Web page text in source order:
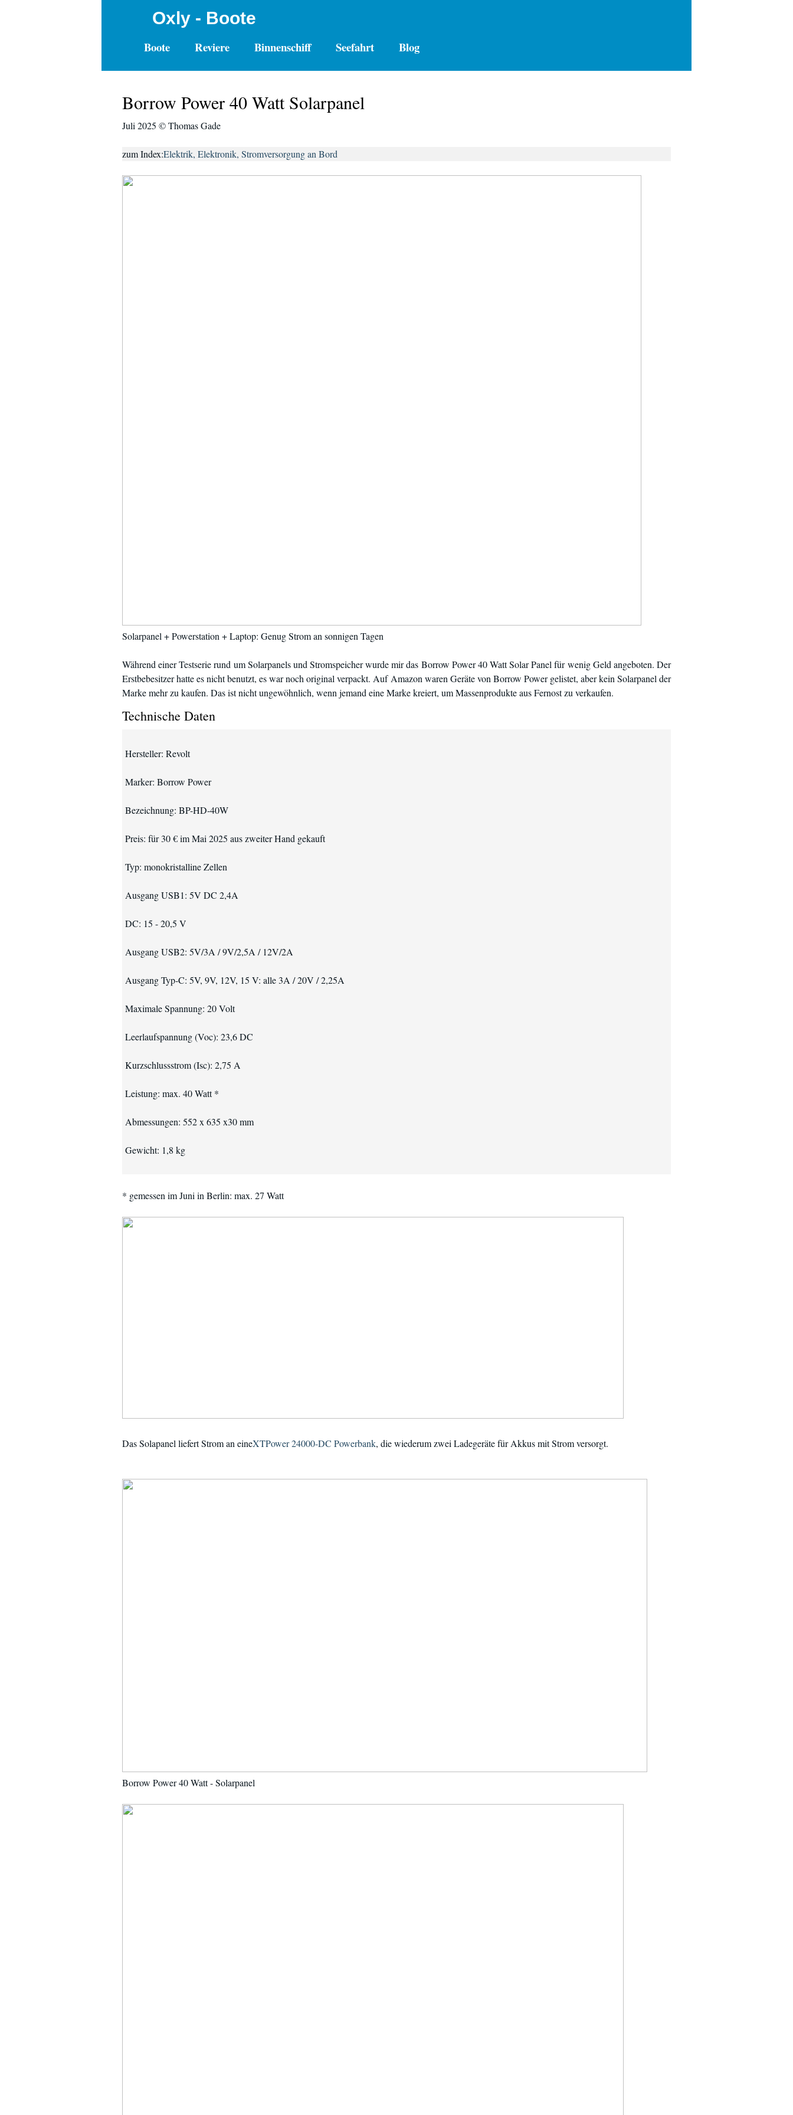
Oxly - Boote
Boote Reviere Binnenschiff Seefahrt Blog
Borrow Power 40 Watt Solarpanel
Juli 2025 © Thomas Gade
zum Index:Elektrik, Elektronik, Stromversorgung an Bord
Solarpanel + Powerstation + Laptop: Genug Strom an sonnigen Tagen
Während einer Testserie rund um Solarpanels und Stromspeicher wurde mir das Borrow Power 40 Watt Solar Panel für wenig Geld angeboten. Der
Erstbebesitzer hatte es nicht benutzt, es war noch original verpackt. Auf Amazon waren Geräte von Borrow Power gelistet, aber kein Solarpanel der
Marke mehr zu kaufen. Das ist nicht ungewöhnlich, wenn jemand eine Marke kreiert, um Massenprodukte aus Fernost zu verkaufen.
Technische Daten
Hersteller: Revolt
Marker: Borrow Power
Bezeichnung: BP-HD-40W
Preis: für 30 € im Mai 2025 aus zweiter Hand gekauft
Typ: monokristalline Zellen
Ausgang USB1: 5V DC 2,4A
DC: 15 - 20,5 V
Ausgang USB2: 5V/3A / 9V/2,5A / 12V/2A
Ausgang Typ-C: 5V, 9V, 12V, 15 V: alle 3A / 20V / 2,25A
Maximale Spannung: 20 Volt
Leerlaufspannung (Voc): 23,6 DC
Kurzschlussstrom (Isc): 2,75 A
Leistung: max. 40 Watt *
Abmessungen: 552 x 635 x30 mm
Gewicht: 1,8 kg
* gemessen im Juni in Berlin: max. 27 Watt
Das Solapanel liefert Strom an eineXTPower 24000-DC Powerbank, die wiederum zwei Ladegeräte für Akkus mit Strom versorgt.
Borrow Power 40 Watt - Solarpanel